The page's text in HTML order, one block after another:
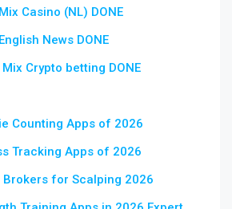
Casino (NL) DONE
News DONE
Crypto betting DONE
Counting Apps of 2026
Tracking Apps of 2026
Brokers for Scalping 2026